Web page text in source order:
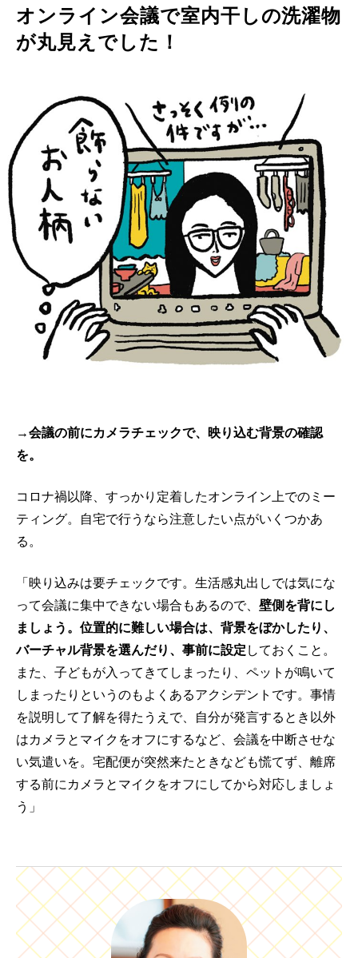
オンライン会議で室内干しの洗濯物
が丸見えでした！
→会議の前にカメラチェックで、
映り込む背景の確認
を。
コロナ禍以降、すっかり定着したオンライン上でのミー
ティング。自宅で行うなら注意したい点がいくつかあ
る。
「映り込みは要チェックです。生活感丸出しでは気にな
って会議に集中できない場合もあるので、 壁側を背にし
ましょう。位置的に難しい場合は、背景をぼかしたり、
バーチャル背景を選んだり、事前に設定 しておくこと。
また、子どもが入ってきてしまったり、ペットが鳴いて
しまったりというのもよくあるアクシデントです。事情
を説明して了解を得たうえで、自分が発言するとき以外
はカメラとマイクをオフにするなど、会議を中断させな
い気遣いを。宅配便が突然来たときなども慌てず、離席
する前にカメラとマイクをオフにしてから対応しましょ
う」